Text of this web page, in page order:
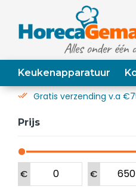
Keukenapparatuur
Gratis verzending v.a
Prijs
€ €